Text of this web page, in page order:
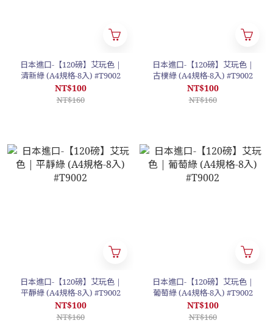
日本進口-【120磅】艾玩色 |
清新綠 (A4規格-8入) #T9002
NT$100
NT$160
日本進口-【120磅】艾玩色 |
古樸綠 (A4規格-8入) #T9002
NT$100
NT$160
日本進口-【120磅】艾玩色 |
平靜綠 (A4規格-8入) #T9002
NT$100
NT$160
日本進口-【120磅】艾玩色 |
葡萄綠 (A4規格-8入) #T9002
NT$100
NT$160